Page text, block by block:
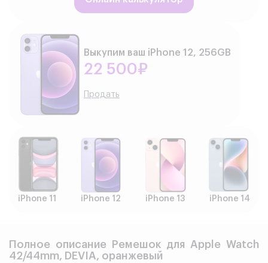
Выкупим ваш iPhone 12, 256GB
22 500₽
Продать
iPhone 11 iPhone 12 iPhone 13 iPhone 14
Полное описание Ремешок для Apple Watch
42/44mm, DEVIA, оранжевый